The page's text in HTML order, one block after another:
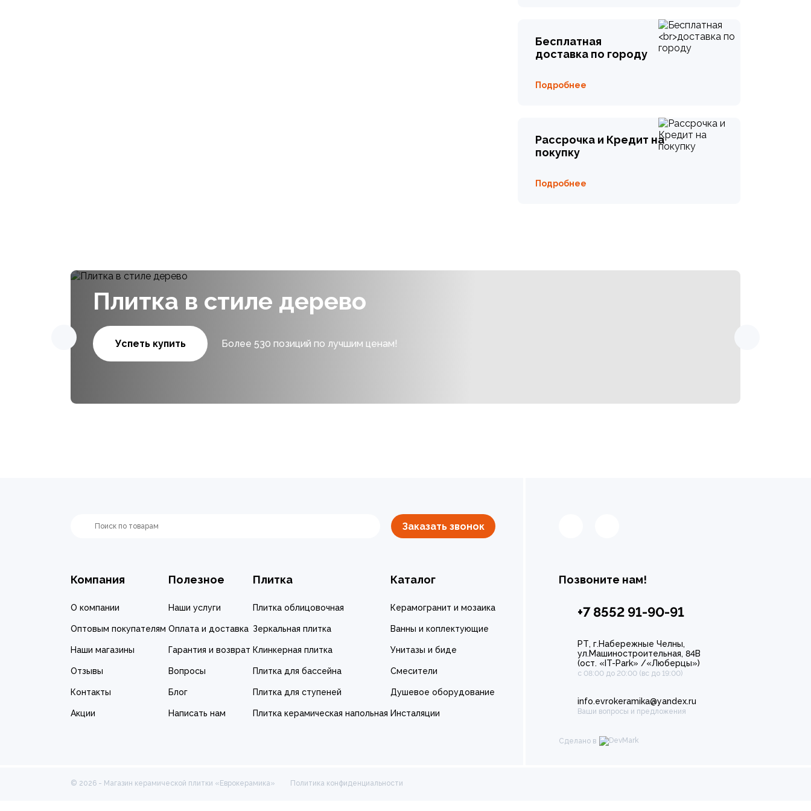
Бесплатная
доставка по городу
Подробнее
Рассрочка и Кредит на
покупку
Подробнее
Плитка в стиле дерево
Успеть купить Более 530 позиций по лучшим ценам!
Заказать звонок
Компания
О компании
Оптовым покупателям
Наши магазины
Отзывы
Контакты
Акции
Полезное
Наши услуги
Оплата и доставка
Гарантия и возврат
Вопросы
Блог
Написать нам
Плитка
Плитка облицовочная
Зеркальная плитка
Клинкерная плитка
Плитка для бассейна
Плитка для ступеней
Плитка керамическая напольная
Каталог
Керамогранит и мозаика
Ванны и коплектующие
Унитазы и биде
Смесители
Душевое оборудование
Инсталяции
Позвоните нам!
+7 8552 91-90-91
РТ, г.Набережные Челны,
ул.Машиностроительная, 84В
(ост. «IT-Park» /«Люберцы»)
с 08:00 до 20:00 (вс до 19:00)
info.evrokeramika@yandex.ru
Ваши вопросы и предложения
Сделано в
© 2026 - Магазин керамической плитки «Еврокерамика» Политика конфиденциальности